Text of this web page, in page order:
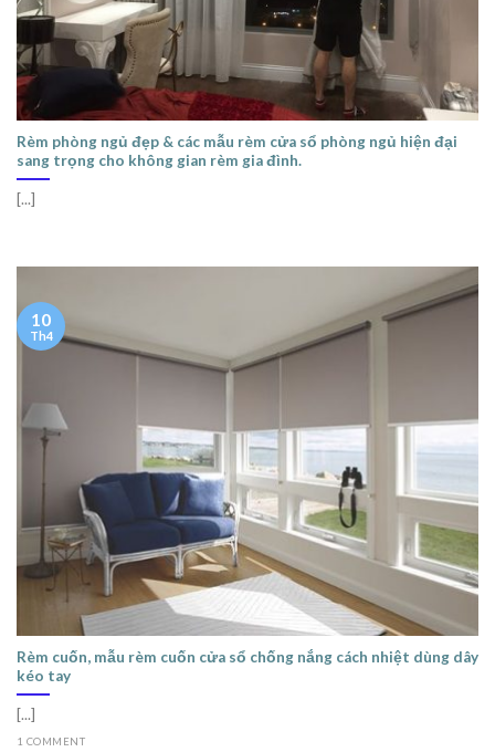
Rèm phòng ngủ đẹp & các mẫu rèm cửa sổ phòng ngủ hiện đại
sang trọng cho không gian rèm gia đình.
[...]
Rèm cuốn, mẫu rèm cuốn cửa sổ chống nắng cách nhiệt dùng dây
kéo tay
[...]
1 COMMENT
10
Th4